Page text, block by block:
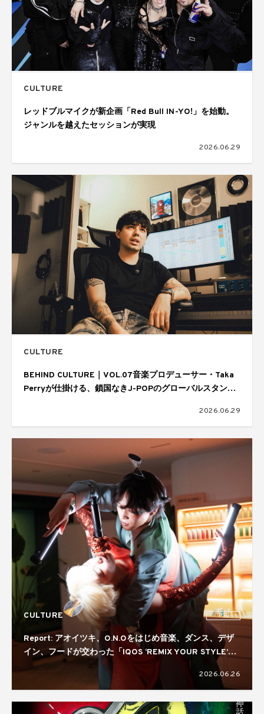
CULTURE
レッドブルマイクが新企画「Red Bull IN-YO!」を始動。
ジャンルを越えたセッションが実現
2026.06.29
CULTURE
BEHIND CULTURE｜VOL.07音楽プロデューサー・Taka
Perryが仕掛ける、鎖国なきJ-POPのグローバルスタンダ
2026.06.29
CULTURE PR
Report: アオイツキ、O.N.Oをはじめ音楽、ダンス、デザ
イン、フードが交わった「IQOS ‘REMIX YOUR STYLE’
NIGHT」。コラボレーターには真鍋大度を起用
2026.06.26